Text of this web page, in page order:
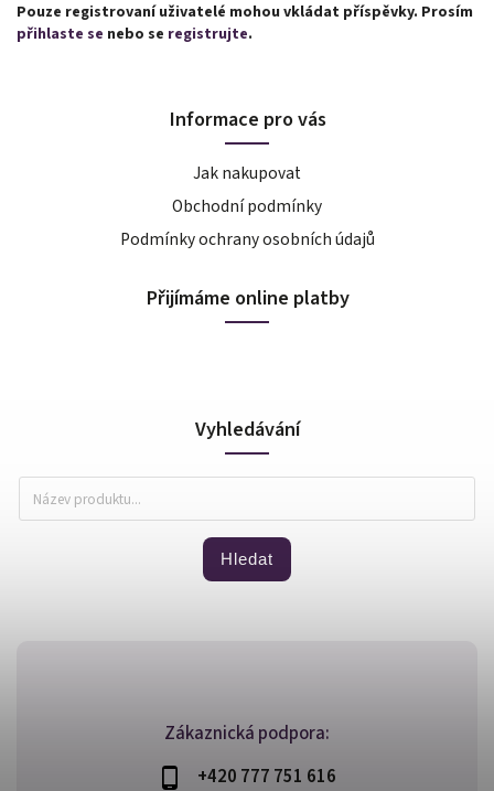
Pouze registrovaní uživatelé mohou vkládat příspěvky. Prosím
přihlaste se nebo se registrujte.
Zákaznická podpora:
+420 777 751 616
Informace pro vás
Jak nakupovat
Obchodní podmínky
Podmínky ochrany osobních údajů
Přijímáme online platby
Vyhledávání
Hledat